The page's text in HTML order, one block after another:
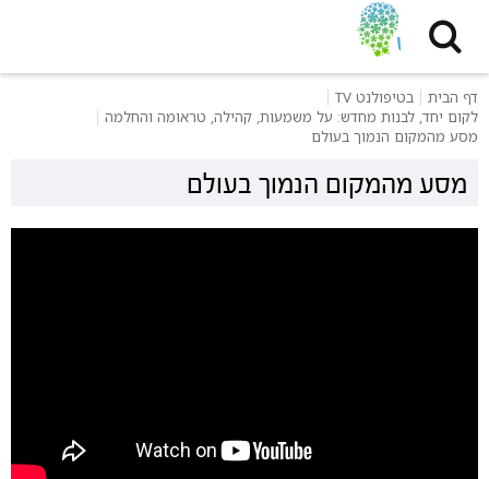
דף הבית
בטיפולנט TV
לקום יחד, לבנות מחדש: על משמעות, קהילה, טראומה והחלמה
מסע מהמקום הנמוך בעולם
מסע מהמקום הנמוך בעולם